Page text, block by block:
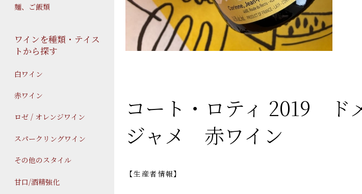
麺、ご飯類
ワインを種類・テイス
トから探す
白ワイン
赤ワイン
ロゼ / オレンジワイン
スパークリングワイン
その他のスタイル
甘口/酒精強化
コート・ロティ 2019 ド
ジャメ 赤ワイン
【生産者情報】